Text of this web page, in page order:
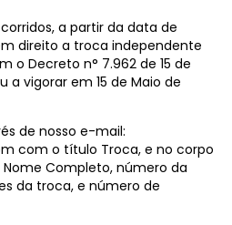
a partir da data de
direito a troca independente
o Decreto n° 7.962 de 15 de
a vigorar em 15 de Maio de
de nosso e-mail:
com o título Troca, e no corpo
Completo, número da
da troca, e número de